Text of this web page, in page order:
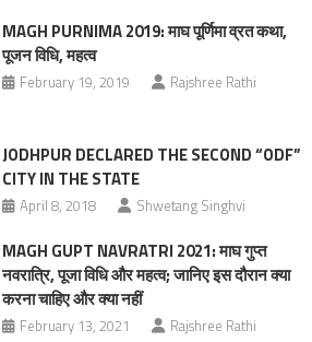
MAGH PURNIMA 2019: माघ पूर्णिमा व्रत कथा,
पूजन विधि, महत्व
February 19, 2019 Rajshree Rathi
JODHPUR DECLARED THE SECOND “ODF”
CITY IN THE STATE
April 8, 2018 Shwetang Singhvi
MAGH GUPT NAVRATRI 2021: माघ गुप्त
नवरात्रि, पूजा विधि और महत्व; जानिए इस दौरान क्या
करना चाहिए और क्या नहीं
February 13, 2021 Rajshree Rathi